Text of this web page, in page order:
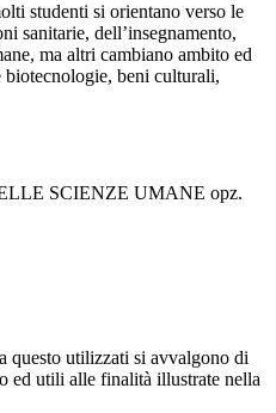
studenti si orientano verso le
sanitarie, dell’insegnamento,
ma altri cambiano ambito ed
beni culturali,
SCIENZE UMANE opz.
questo utilizzati si avvalgono di
ed utili alle finalità illustrate nella